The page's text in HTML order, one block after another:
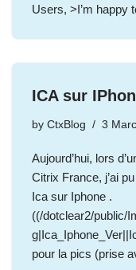
Users, >I’m happy
ICA sur
by CtxBlog 3
Aujourd’hui, lors
Citrix France, j’ai
Ica sur Iphone .
((/dotclear2/public/
pour la pics (prise